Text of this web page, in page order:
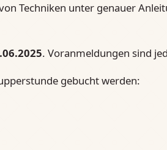
Techniken unter genauer
. Voranmeldungen sind
gebucht werden: